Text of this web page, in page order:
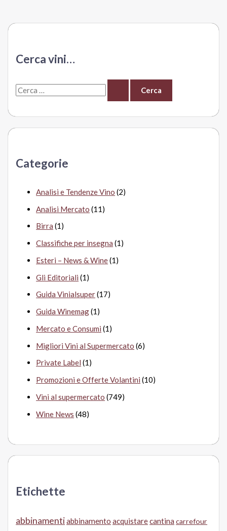
Cerca vini…
C
r
:Categorie
Analisi e Tendenze Vino (2)
Analisi Mercato (11)
Birra (1)
Classifiche per insegna (1)
Esteri – News & Wine(1)
Gli Editoriali (1)
Guida Vinialsuper(17)
Guida Winemag(1)
Mercato e Consumi (1)
Migliori Vini al Supermercato (6)
Private Label (1)
Promozioni e Offerte Volantini (10)
Vini al supermercato (749)
Wine News (48)
Etichette
abbinamentiabbinamento acquistarecantina carrefour